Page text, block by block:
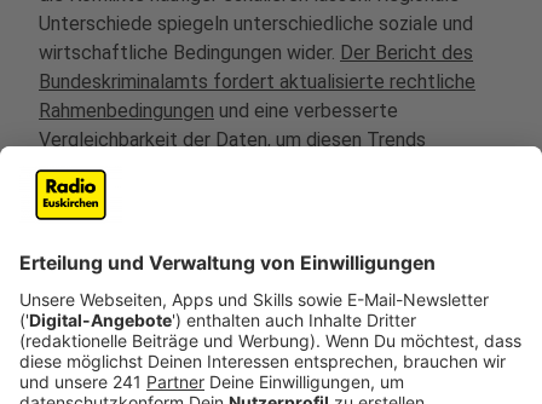
Unterschiede spiegeln unterschiedliche soziale und
wirtschaftliche Bedingungen wider. Der Bericht des
Bundeskriminalamts fordert aktualisierte rechtliche
Rahmenbedingungen und eine verbesserte
Vergleichbarkeit der Daten, um diesen Trends
entgegenzuwirken.
Diese Entwicklungen sind besorgniserregend und
Polizeibeamten zu gewährleisten und die Ursachen der
Gewalt zu adressieren. Die Gesellschaft muss sich der
Herausforderungen bewusstwerden und gemeinsam
Lösungen finden, um die Gewalt gegen Polizeibeamte
zu reduzieren.